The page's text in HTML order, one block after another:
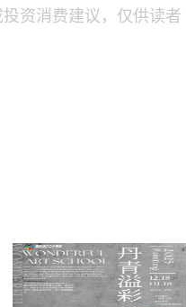
资消费建议，仅供读者